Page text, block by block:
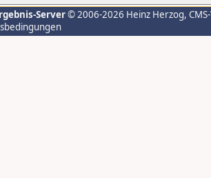
Server© 2006-2026 Heinz Herzog,